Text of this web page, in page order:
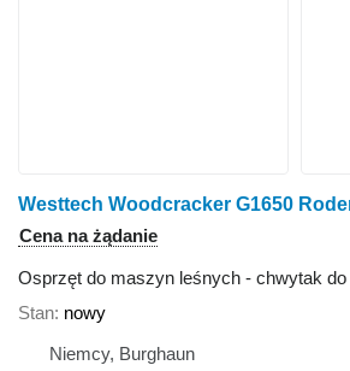
Westtech Woodcracker G1650
Cena na żądanie
Osprzęt do maszyn leśnych - chwytak do
Stan nowy
Niemcy, Burghaun